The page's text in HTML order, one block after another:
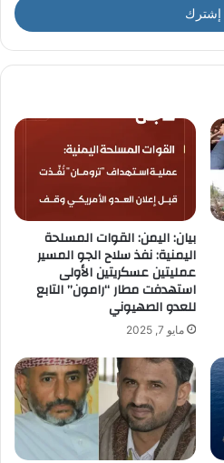
بيان: اليمن: القوات المسلحة
اليمنية: نفذ سلاح الجو المسير
عمليتين عسكريتين الأولى
استهدفت مطار “رامون” التابع
للعدو الصهيوني
مايو 7, 2025